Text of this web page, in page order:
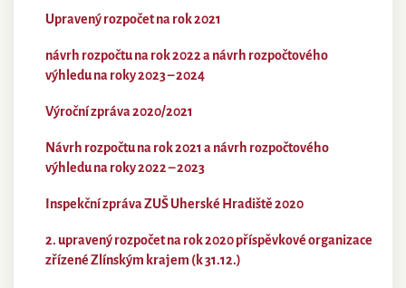
Upravený rozpočet na rok 2021
návrh rozpočtu na rok 2022 a návrh rozpočtového
výhledu na roky 2023 – 2024
Výroční zpráva 2020/2021
Návrh rozpočtu na rok 2021 a návrh rozpočtového
výhledu na roky 2022 – 2023
Inspekční zpráva ZUŠ Uherské Hradiště 2020
2. upravený rozpočet na rok 2020 příspěvkové organizace
zřízené Zlínským krajem (k 31.12.)